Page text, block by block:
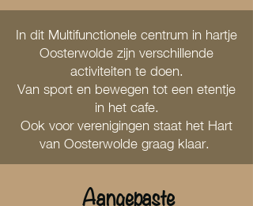
In dit Multifunctionele centrum in hartje
Oosterwolde zijn verschillende
activiteiten te doen.
Van sport en bewegen tot een etentje
in het cafe.
Ook voor verenigingen staat het Hart
van Oosterwolde graag klaar.
Aangepaste